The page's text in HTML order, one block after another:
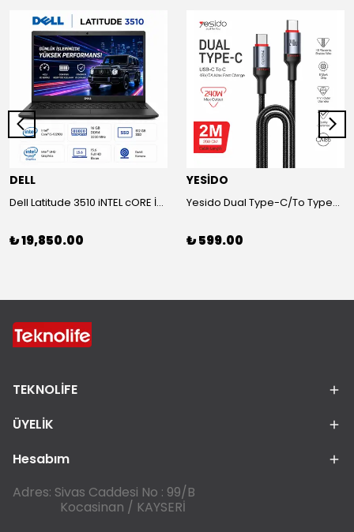
DELL
Dell Latitude 3510 iNTEL cORE İ5-1021OU-16 GB RAM-500 SSD Laptop
₺ 19,850.00
YESİDO
Yesido Dual Type-C/To Type-C 48V/5A Süper Hızlı Şarj ve Veri Kablo
₺ 599.00
TEKNOLİFE
ÜYELİK
Hesabım
Adres: Sivas Caddesi No : 99/B
Kocasinan / KAYSERİ